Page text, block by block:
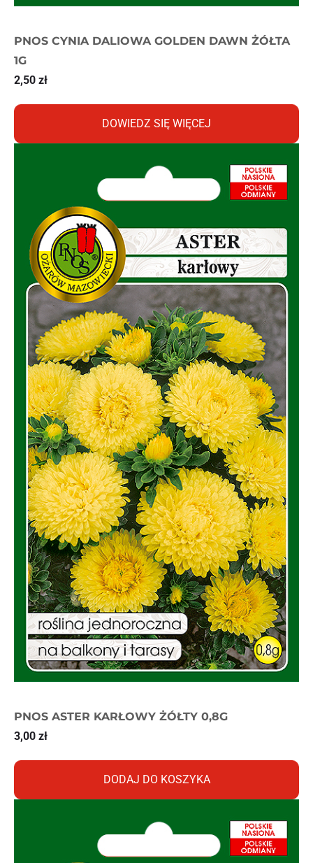
PNOS CYNIA DALIOWA GOLDEN DAWN ŻÓŁTA
1G
2,50 zł
DOWIEDZ SIĘ WIĘCEJ
PNOS ASTER KARŁOWY ŻÓŁTY 0,8G
3,00 zł
DODAJ DO KOSZYKA